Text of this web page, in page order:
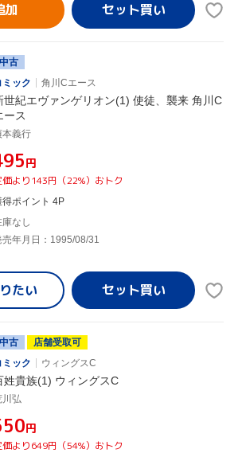
加
中古
ミック
角川Cエース
世紀エヴァンゲリオン(1) 使徒、襲来 角川C
ース
本義行
円
価より143円（22%）おトク
得ポイント 4P
庫なし
売年月日：1995/08/31
たい
中古
店舗受取可
ミック
ウィングスC
姓貴族(1) ウィングスC
川弘
円
価より649円（54%）おトク